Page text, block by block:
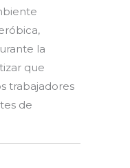
la
que
trabajadores
de